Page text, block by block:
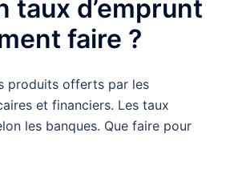
taux d’emprunt
faire ?
produits offerts par les
et financiers. Les taux
les banques. Que faire pour